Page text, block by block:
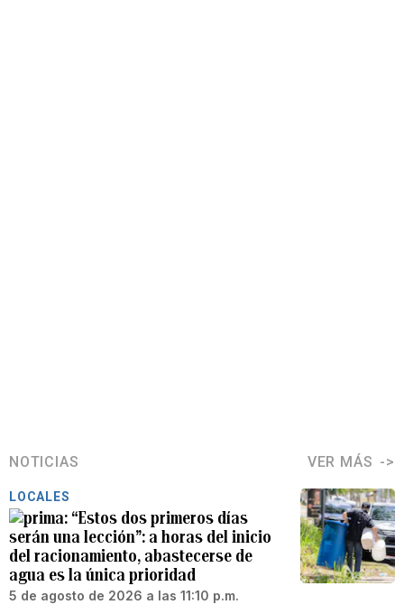
NOTICIAS VER MÁS
LOCALES
“Estos dos primeros días
serán una lección”: a horas del inicio
del racionamiento, abastecerse de
agua es la única prioridad
5 de agosto de 2026 a las 11:10 p.m.